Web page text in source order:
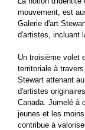
mouvement, est
Galerie d'art
d'artistes, incluant
Un troisième volet
territoriale à
Stewart attenant
d'artistes
Canada. Jumelé à
jeunes et les
contribue à